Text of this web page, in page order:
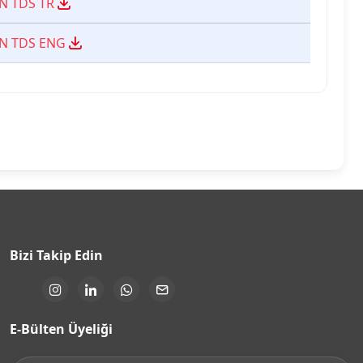
TDS ENG
Bizi Takip Edin
E-Bülten Üyeliği